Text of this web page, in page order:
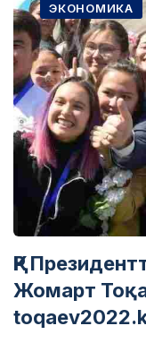
ЭКОНОМИКА
ҚР
Жомарт